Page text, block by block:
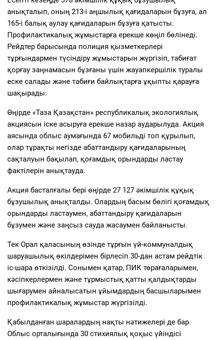
анықталып, оның 213-і аңшылық қағидаларын бұзуға, ал
165-і балық аулау қағидаларын бұзуға қатысты.
Профилактикалық жұмыстарға ерекше көңіл бөлінеді.
Рейдтер барысында полиция қызметкерлері
тұрғындармен түсіндіру жұмыстарын жүргізіп, табиғат
қорғау заңнамасын бұзғаны үшін жауапкершілік туралы
еске салады және табиғи байлықтарға ұқыпты қарауға
шақырады.
Өңірде «Таза Қазақстан» республикалық экологиялық
акциясын іске асыруға ерекше назар аударылуда. Акция
аясында облыс аумағында 67 мобильді топ құрылып,
олар тұрақты негізде абаттандыру қағидаларының
сақталуын бақылап, қоғамдық орындарды ластау
фактілерін анықтауда.
Акция басталғалы бері өңірде 27 127 әкімшілік құқық
бұзушылық анықталды. Олардың басым бөлігі қоғамдық
орындарды ластаумен, абаттандыру қағидаларын
бұзумен және заңсыз сауда жасаумен байланысты.
Тек Орал қаласының өзінде тұрғын үй-коммуналдық
шаруашылық өкілдерімен бірлесіп 30-дан астам рейдтік
іс-шара өткізілді. Сонымен қатар, ПИК төрағаларымен,
кәсіпкерлермен және тұрмыстық қатты қалдықтарды
шығарумен айналысатын ұйымдардың басшыларымен
профилактикалық жұмыстар жүргізілді.
Қабылданған шаралардың нақты нәтижелері де бар.
Облыс орталығында 30 стихиялық қоқыс үйіндісі